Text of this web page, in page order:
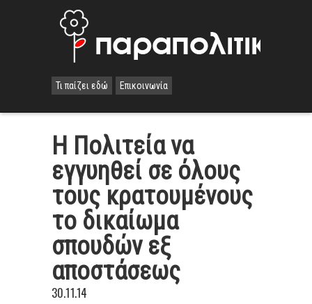
Τι παίζει εδώ Επικοινωνία
Η Πολιτεία να
εγγυηθεί σε όλους
τους κρατουμένους
το δικαίωμα
σπουδών εξ
αποστάσεως
30.11.14